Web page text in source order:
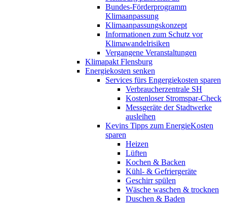
Bundes-Förderprogramm
Klimaanpassung
Klimaanpassungskonzept
Informationen zum Schutz vor
Klimawandelrisiken
Vergangene Veranstaltungen
Klimapakt Flensburg
Energiekosten senken
Services fürs Engergiekosten sparen
Verbraucherzentrale SH
Kostenloser Stromspar-Check
Messgeräte der Stadtwerke
ausleihen
Kevins Tipps zum EnergieKosten
sparen
Heizen
Lüften
Kochen & Backen
Kühl- & Gefriergeräte
Geschirr spülen
Wäsche waschen & trocknen
Duschen & Baden